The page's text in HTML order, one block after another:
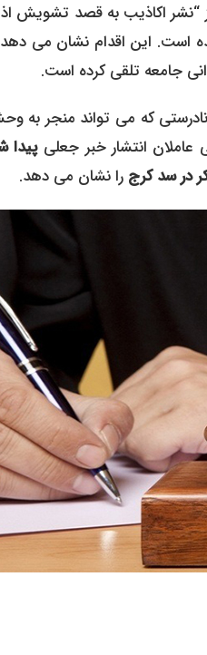
“نشر اکاذیب به قصد تشویش
است. این اقدام نشان می
جامعه تلقی کرده است.
نادرستی که می تواند منجر
انتشار خبر جعلی پیدا
در سد کرج را نشان می دهد.